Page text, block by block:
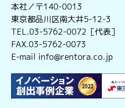
本社／〒140-0013
東京都品川区南大井5-12-3
TEL.03-5762-0072［代表］
FAX.03-5762-0073
E-mail info@rentora.co.jp